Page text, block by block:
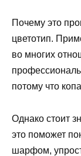
Почему это
цветотип.
во многих
потому что
Однако стоит
это поможет
шарфом,